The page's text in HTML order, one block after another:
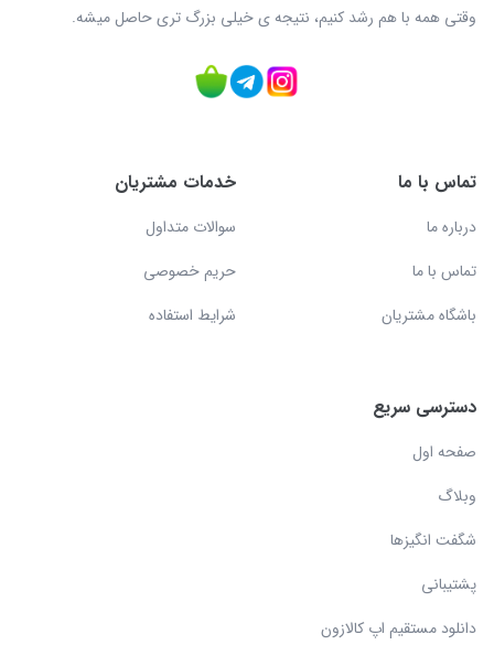
وقتی همه با هم رشد کنیم، نتیجه ی خیلی بزرگ‌ تری حاصل میشه.
تماس با ما
درباره ما
تماس با ما
باشگاه مشتریان
خدمات مشتریان
سوالات متداول
حریم خصوصی
شرایط استفاده
دسترسی سریع
صفحه اول
وبلاگ
شگفت انگیزها
پشتیبانی
دانلود مستقیم اپ کالازون